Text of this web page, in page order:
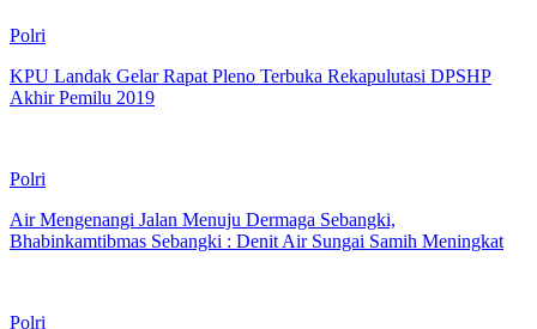
Polri
KPU Landak Gelar Rapat Pleno Terbuka Rekapulutasi DPSHP
Akhir Pemilu 2019
Polri
Air Mengenangi Jalan Menuju Dermaga Sebangki,
Bhabinkamtibmas Sebangki : Denit Air Sungai Samih Meningkat
Polri